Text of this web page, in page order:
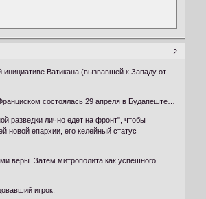
2
Ватикана (вызвавшей к Западу от
состоялась 29 апреля в Будапеште…
разведки лично едет на фронт", чтобы
епархии, его келейный статус
веры. Затем митрополита как успешного
игрок.